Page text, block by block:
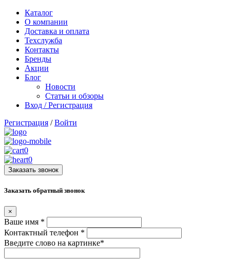
Каталог
О компании
Доставка и оплата
Техслужба
Контакты
Бренды
Акции
Блог
Новости
Статьи и обзоры
Вход / Регистрация
Регистрация / Войти
0
0
Заказать звонок
Заказать обратный звонок
×
Ваше имя *
Контактный телефон *
Введите слово на картинке*